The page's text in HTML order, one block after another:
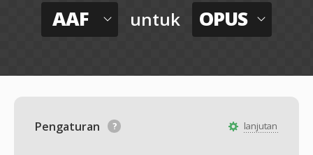
AAF untuk OPUS
lanjutan
Pengaturan